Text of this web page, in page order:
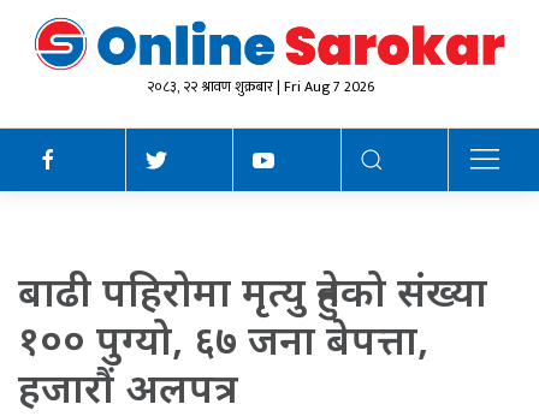
२०८३, २२ श्रावण शुक्रबार | Fri Aug 7 2026
बाढी पहिरोमा मृत्यु हुनेको संख्या
१०० पुग्यो, ६७ जना बेपत्ता,
हजाराैं अलपत्र